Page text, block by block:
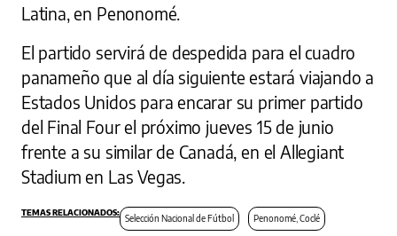
Latina, en Penonomé.
El partido servirá de despedida para el cuadro
panameño que al día siguiente estará viajando a
Estados Unidos para encarar su primer partido
del Final Four el próximo jueves 15 de junio
frente a su similar de Canadá, en el Allegiant
Stadium en Las Vegas.
Selección Nacional de Fútbol Penonomé, Coclé